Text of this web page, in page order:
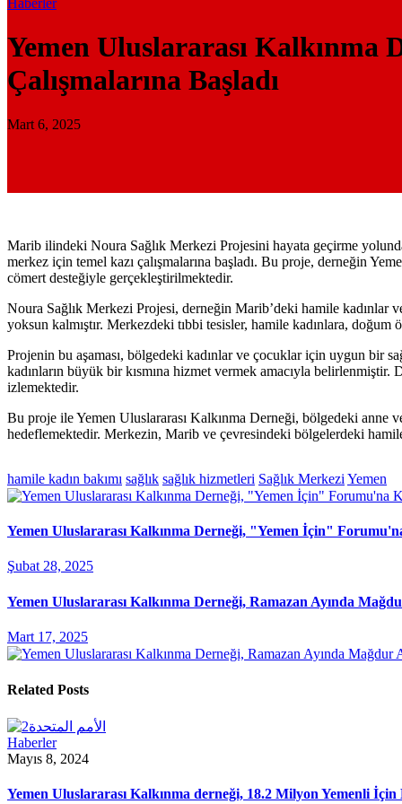
Yemen Uluslararası Kalkınma
Çalışmalarına Başladı
Mart 6, 2025
Marib ilindeki Noura Sağlık Merkezi Projesini hayata geçirme
merkez için temel kazı çalışmalarına başladı. Bu proje, derneğin
cömert desteğiyle gerçekleştirilmektedir.
Noura Sağlık Merkezi Projesi, derneğin Marib’deki hamile kadınlar
yoksun kalmıştır. Merkezdeki tıbbi tesisler, hamile kadınlara, doğum
Projenin bu aşaması, bölgedeki kadınlar ve çocuklar için uygun bir
kadınların büyük bir kısmına hizmet vermek amacıyla
izlemektedir.
Bu proje ile Yemen Uluslararası Kalkınma Derneği, bölgedeki anne
hedeflemektedir. Merkezin, Marib ve çevresindeki bölgelerdeki
hamile kadın bakımı sağlık sağlık hizmetleri Sağlık Merkezi Yemen
Yemen Uluslararası Kalkınma Derneği, "Yemen İçin"
Şubat 28, 2025
Yemen Uluslararası Kalkınma Derneği, Ramazan Ayında
Mart 17, 2025
Related Posts
Haberler
Mayıs 8, 2024
Yemen Uluslararası Kalkınma derneği, 18.2 Milyon Yemenli